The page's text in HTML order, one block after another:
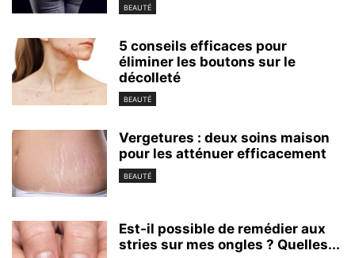
BEAUTÉ
5 conseils efficaces pour
éliminer les boutons sur le
décolleté
BEAUTÉ
Vergetures : deux soins maison
pour les atténuer efficacement
BEAUTÉ
Est-il possible de remédier aux
stries sur mes ongles ? Quelles...